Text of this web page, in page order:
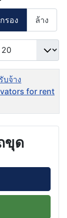
รอง ล้าง
ง #
จ้าง
for rent
ขุด